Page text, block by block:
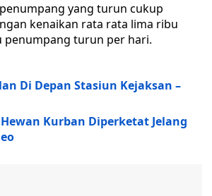
yang turun cukup
kenaikan rata rata lima ribu
penumpang turun per hari.
Di Depan Stasiun Kejaksan –
Kurban Diperketat Jelang